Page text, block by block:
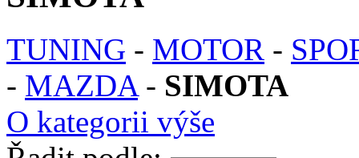
TUNING - MOTOR -
- MAZDA- SIMOTA
O kategorii výše